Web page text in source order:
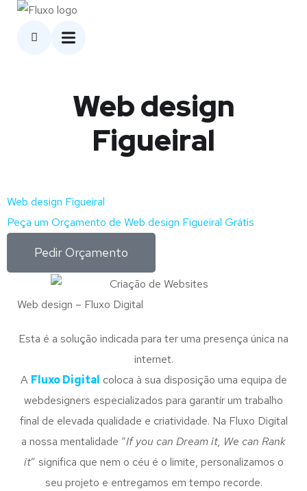
Web design
Figueiral
Web design Figueiral
Peça um Orçamento de Web design Figueiral Grátis
Pedir Orçamento
Web design – Fluxo Digital
Esta é a solução indicada para ter uma presença única na
internet.
A Fluxo Digital coloca à sua disposição uma equipa de
webdesigners especializados para garantir um trabalho
final de elevada qualidade e criatividade. Na Fluxo Digital
a nossa mentalidade “If you can Dream it, We can Rank
it” significa que nem o céu é o limite, personalizamos o
seu projeto e entregamos em tempo recorde.